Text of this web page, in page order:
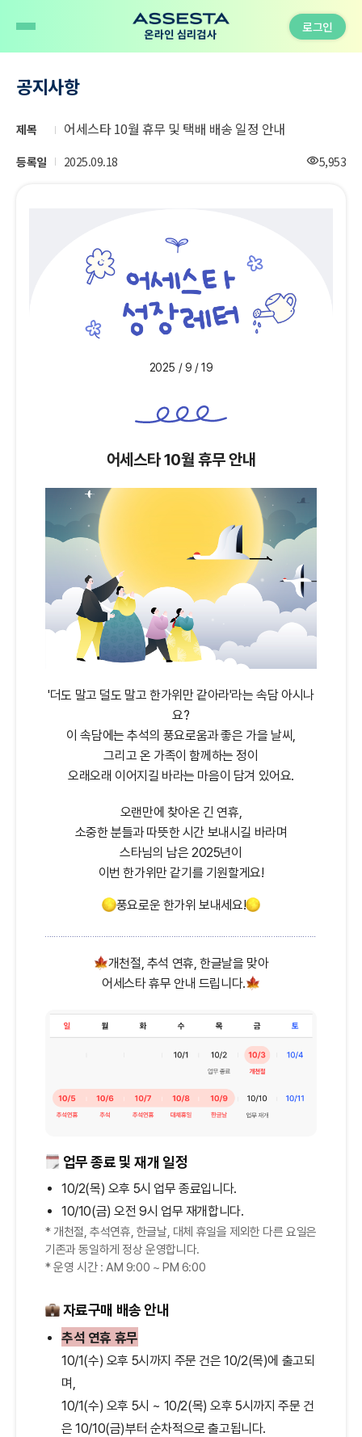
로그인
공지사항
제목 어세스타 10월 휴무 및 택배 배송 일정 안내
등록일 2025.09.18 조
visibility5,953
2025 / 9 / 19
어세스타 10월 휴무 안내
'더도 말고 덜도 말고 한가위만 같아라'라는 속담 아시나
요?
이 속담에는 추석의 풍요로움과 좋은 가을 날씨,
그리고 온 가족이 함께하는 정이
오래오래 이어지길 바라는 마음이 담겨 있어요.
오랜만에 찾아온 긴 연휴,
소중한 분들과 따뜻한 시간 보내시길 바라며
스타님의 남은 2025년이
이번 한가위만 같기를 기원할게요!
풍요로운 한가위 보내세요!
개천절, 추석 연휴, 한글날을 맞아
어세스타 휴무 안내 드립니다.
업무 종료 및 재개 일정
10/2(목) 오후 5시 업무 종료입니다.
10/10(금) 오전 9시 업무 재개합니다.
* 개천절, 추석연휴, 한글날, 대체 휴일을 제외한 다른 요일은
기존과 동일하게 정상 운영합니다.
* 운영 시간 : AM 9:00 ~ PM 6:00
자료구매 배송 안내
추석 연휴 휴무
10/1(수) 오후 5시까지 주문 건은 10/2(목)에 출고되
며,
10/1(수) 오후 5시 ~ 10/2(목) 오후 5시까지 주문 건
은 10/10(금)부터 순차적으로 출고됩니다.